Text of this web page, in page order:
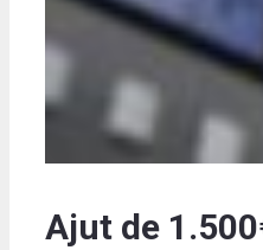
Ajut de